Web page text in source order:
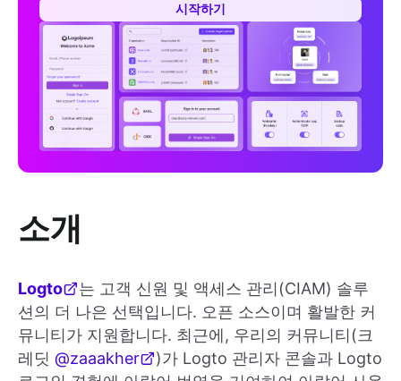
시작하기
소개
Logto
는 고객 신원 및 액세스 관리(CIAM) 솔루
션의 더 나은 선택입니다. 오픈 소스이며 활발한 커
뮤니티가 지원합니다. 최근에, 우리의 커뮤니티(크
레딧 @zaaakher
)가 Logto 관리자 콘솔과 Logto